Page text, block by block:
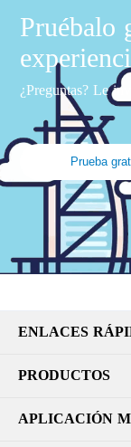
Pruébalo
¿Preguntas? Le
Prueba
ENLACES
PRODUCTOS
APLICACIÓN